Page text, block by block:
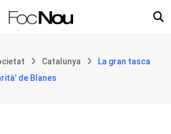
Catalunya
La gran tasca
de Blanes